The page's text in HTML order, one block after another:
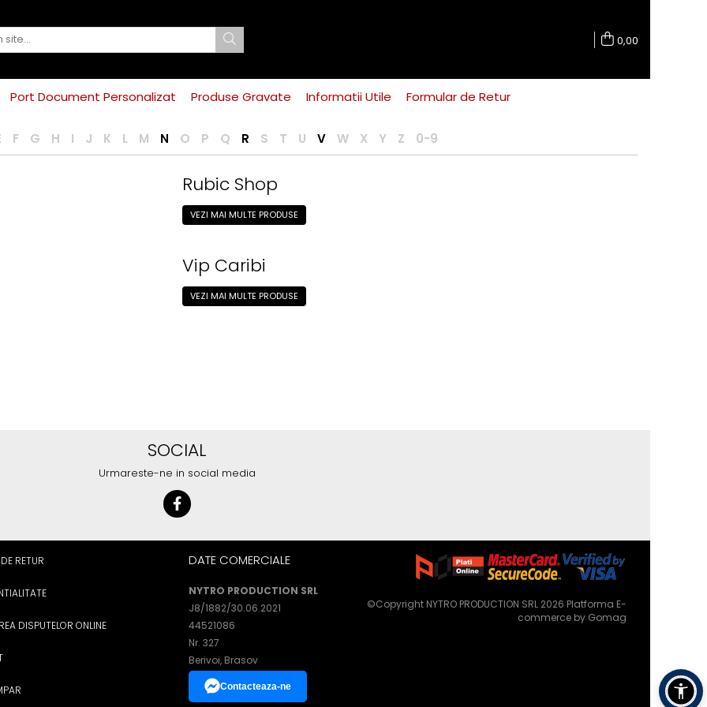
0,00
Port Document Personalizat Produse Gravate Informatii Utile Formular de Retur
F G H I J K L M N O P Q R S T U V W X Y Z 0-9
Rubic Shop
VEZI MAI MULTE PRODUSE
Vip Caribi
VEZI MAI MULTE PRODUSE
SOCIAL
Urmareste-ne in social media
RETUR
DISPUTELOR ONLINE
DATE COMERCIALE
NYTRO PRODUCTION SRL
J8/1882/30.06.2021
44521086
Nr. 327
Berivoi, Brasov
Contacteaza-ne
©Copyright NYTRO PRODUCTION SRL 2026 Platforma E-
commerce by Gomag